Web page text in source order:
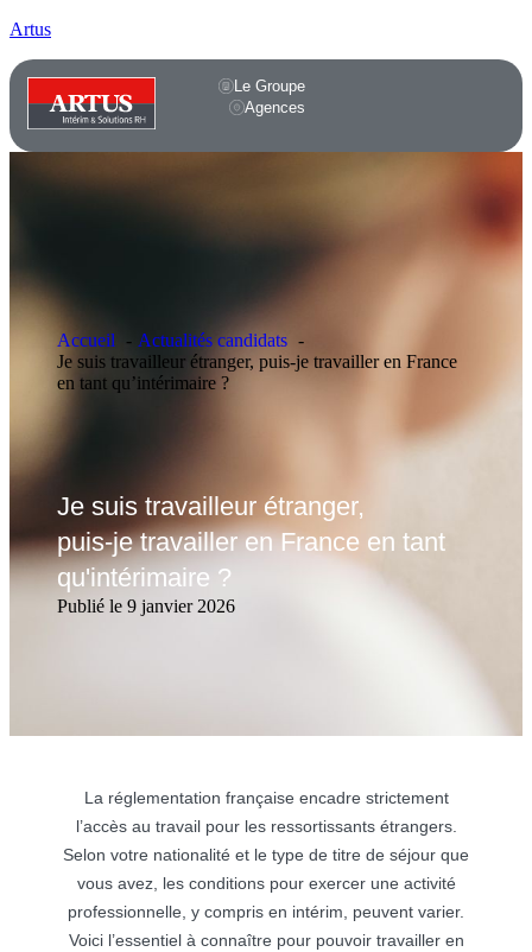
Artus
Le Groupe
Agences
Accueil
Actualités candidats
Je suis travailleur étranger, puis-je travailler en France
en tant qu’intérimaire ?
Je suis travailleur étranger,
puis-je travailler en France en tant
qu'intérimaire ?
Publié le 9 janvier 2026
La réglementation française encadre strictement
l’accès au travail pour les ressortissants étrangers.
Selon votre nationalité et le type de titre de séjour que
vous avez, les conditions pour exercer une activité
professionnelle, y compris en intérim, peuvent varier.
Voici l’essentiel à connaître pour pouvoir travailler en